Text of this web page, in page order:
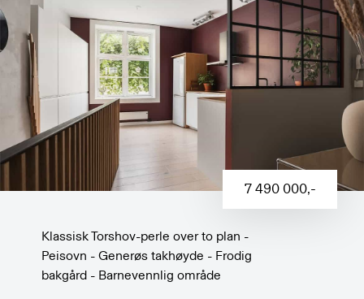
7 490 000,-
Klassisk Torshov-perle over to plan -
Peisovn - Generøs takhøyde - Frodig
bakgård - Barnevennlig område